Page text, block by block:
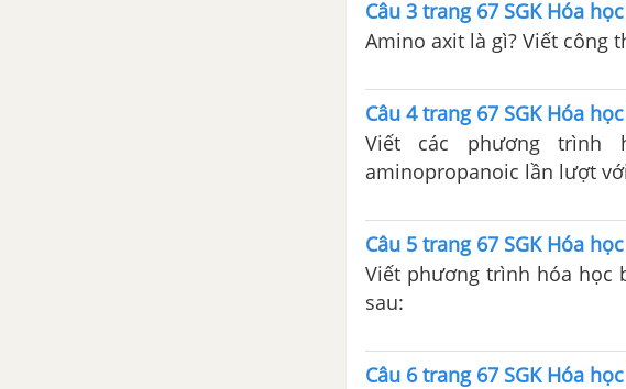
Câu 3 trang 67 SGK Hóa
Amino axit là gì? Viết công
Câu 4 trang 67 SGK Hóa
Viết các phương
aminopropanoic lần lượt
Câu 5 trang 67 SGK Hóa
Viết phương trình hóa học
sau:
Câu 6 trang 67 SGK Hóa